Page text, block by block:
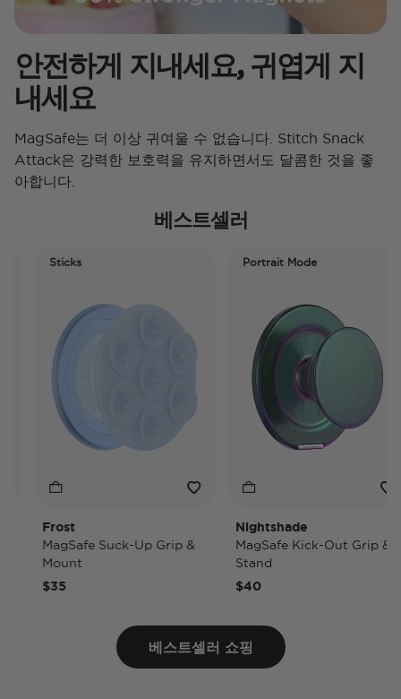
안전하게 지내세요, 귀엽게 지
내세요
MagSafe는 더 이상 귀여울 수 없습니다. Stitch Snack
Attack은 강력한 보호력을 유지하면서도 달콤한 것을 좋
아합니다.
베스트셀러
Sticks
Frost
MagSafe Suck-Up Grip &
Mount
$35
Portrait Mode
Nightshade
MagSafe Kick-Out Grip &
Stand
$40
베스트셀러 쇼핑